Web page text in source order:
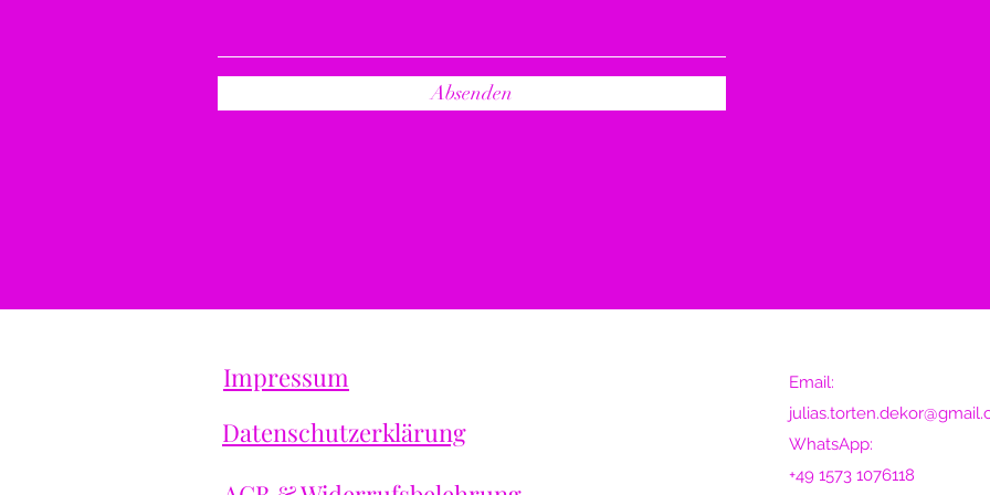
Absenden
Impressum
Datenschutzerklärung
Email:
WhatsApp:
+49 1573 1076118